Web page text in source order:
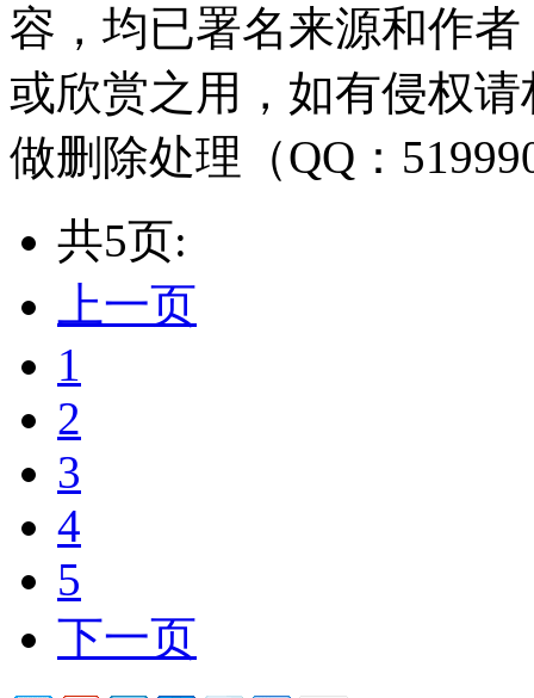
容，均已署名来源和作
或欣赏之用，如有侵权
做删除处理（QQ：
共5页:
上一页
1
2
3
4
5
下一页